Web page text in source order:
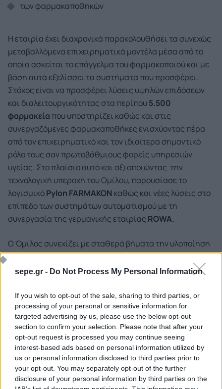
sepe.gr - Do Not Process My Personal Information
If you wish to opt-out of the sale, sharing to third parties, or
processing of your personal or sensitive information for
targeted advertising by us, please use the below opt-out
section to confirm your selection. Please note that after your
opt-out request is processed you may continue seeing
interest-based ads based on personal information utilized by
us or personal information disclosed to third parties prior to
your opt-out. You may separately opt-out of the further
disclosure of your personal information by third parties on the
των φαρμακαποθηκών
Η εταιρία έχει διαχρονικά παρακολουθήσει τα συνεχώς
μεταβαλλόμενα επιχειρηματικά μοντέλα μέσα από το
οποία ασκείται το επάγγελμα του φαρμακοποιού και με
βάση αυτά εξελίσσει τα συστήματα που προσφέρει.
Στόχος είναι να προσφέρει λύσεις υψηλών επιδόσεων
και διαλειτουργικότητας στα περίπου 5.500
φαρμακείαπου υποστηρίζει καθώς και στις
συνεργαζόμενες φαρμακαποθήκες ενισχύοντας πέρα
από τον επιχειρηματικό και τον ιδιαίτερα σημαντικό
ρόλο τους σαν πρωτοβάθμιους φορείς υπηρεσιών
υγείας. Στο πλαίσιο αυτό και αξιοποιώντας την
τεχνολογική υπεροχή του Ομίλου, παρουσίασε το
λογισμικόPylon FARMAKONκαθώς και νέες λύσεις στο
επίπεδο των συστημάτων αυτοματισμού με τη
συνεργασία της γερμανικής εταιρίας ROWA.
Ο Όμιλος συνεχίζει με σταθερά βήματα την υλοποίηση
τεχνολογικών & επιχειρηματικών συνεργασιών με στόχο
την αύξηση των μεριδίων αγοράς και του συνόλου των
της διοίκησης της ΕPSILON NET παραμένει η παραγωγή
αξίας για το προσωπικό , τους συνεργάτες και τους
μετόχους του Ομίλου, ως ο μεγαλύτερος φορέας
Business Software & Technology Solutionsστην
Ελλάδα.